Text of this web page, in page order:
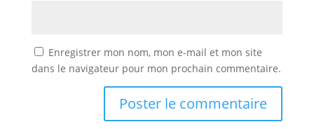
Enregistrer mon nom, mon e-mail et mon site
dans le navigateur pour mon prochain commentaire.